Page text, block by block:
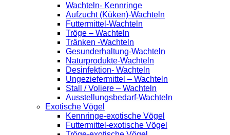
Wachteln- Kennringe
Aufzucht (Küken)-Wachteln
Futtermittel-Wachteln
Tröge – Wachteln
Tränken -Wachteln
Gesunderhaltung-Wachteln
Naturprodukte-Wachteln
Desinfektion- Wachteln
Ungeziefermittel – Wachteln
Stall / Voliere – Wachteln
Ausstellungsbedarf-Wachteln
Exotische Vögel
Kennringe-exotische Vögel
Futtermittel-exotische Vögel